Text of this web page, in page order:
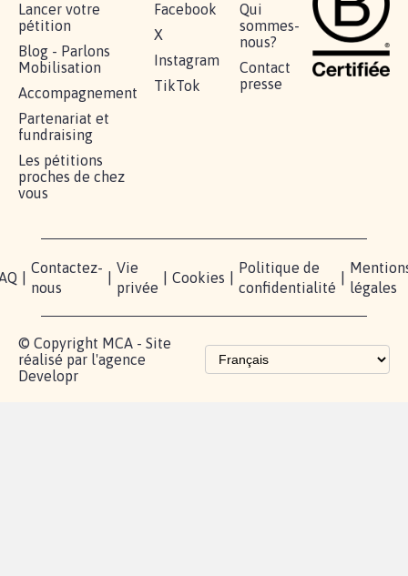
Lancer votre
pétition
Blog - Parlons
Mobilisation
Accompagnement
Partenariat et
fundraising
Les pétitions
proches de chez
vous
Facebook
X
Instagram
TikTok
Qui
sommes-
nous?
Contact
presse
Contactez-
nous
Vie
privée
Cookies
Politique de
confidentialité
légales
© Copyright MCA - Site
réalisé par l'agence
Developr